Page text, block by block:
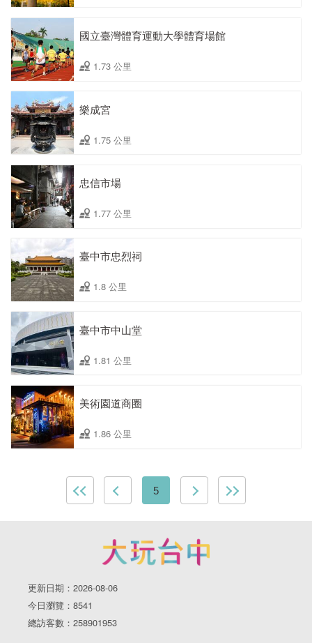
國立臺灣體育運動大學體育場館
1.73 公里
樂成宮
1.75 公里
忠信市場
1.77 公里
臺中市忠烈祠
1.8 公里
臺中市中山堂
1.81 公里
美術園道商圈
1.86 公里
5
更新日期：2026-08-06
今日瀏覽：8541
總訪客數：258901953